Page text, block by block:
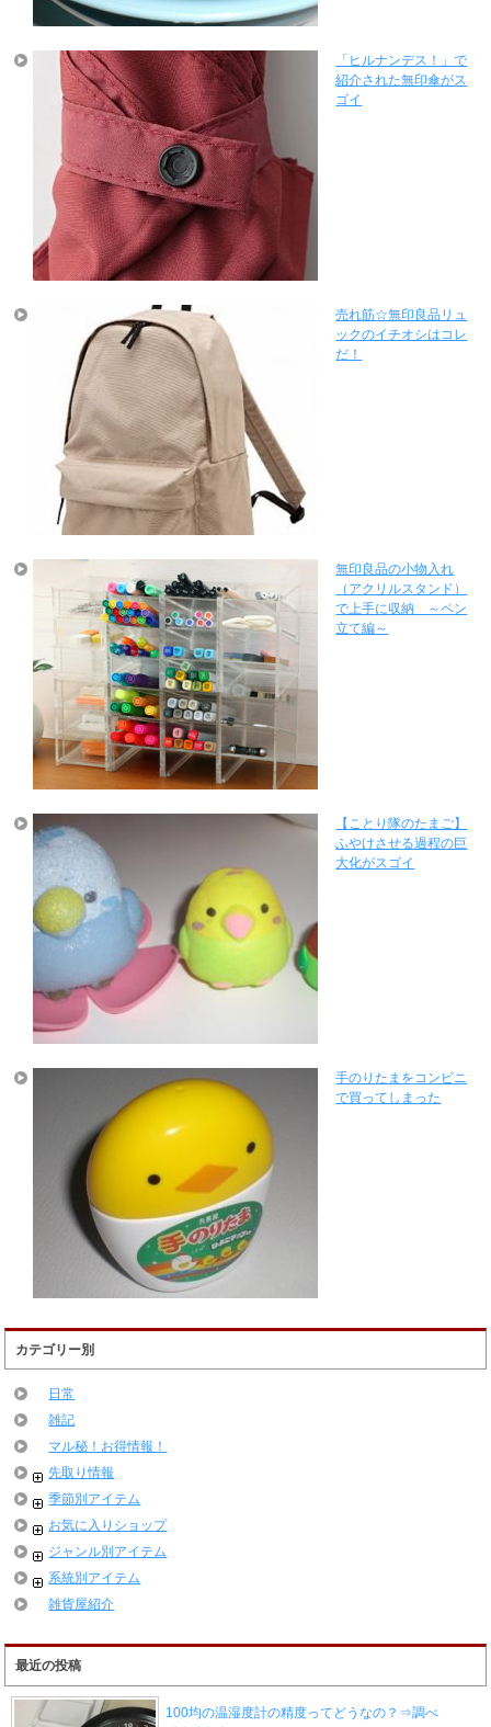
「ヒルナンデス！」で
紹介された無印傘がス
ゴイ
売れ筋☆無印良品リュ
ックのイチオシはコレ
だ！
無印良品の小物入れ
（アクリルスタンド）
で上手に収納 ～ペン
立て編～
【ことり隊のたまご】
ふやけさせる過程の巨
大化がスゴイ
手のりたまをコンビニ
で買ってしまった
カテゴリー別
日常
雑記
マル秘！お得情報！
先取り情報
季節別アイテム
お気に入りショップ
ジャンル別アイテム
系統別アイテム
雑貨屋紹介
最近の投稿
100均の温湿度計の精度ってどうなの？⇒調べ